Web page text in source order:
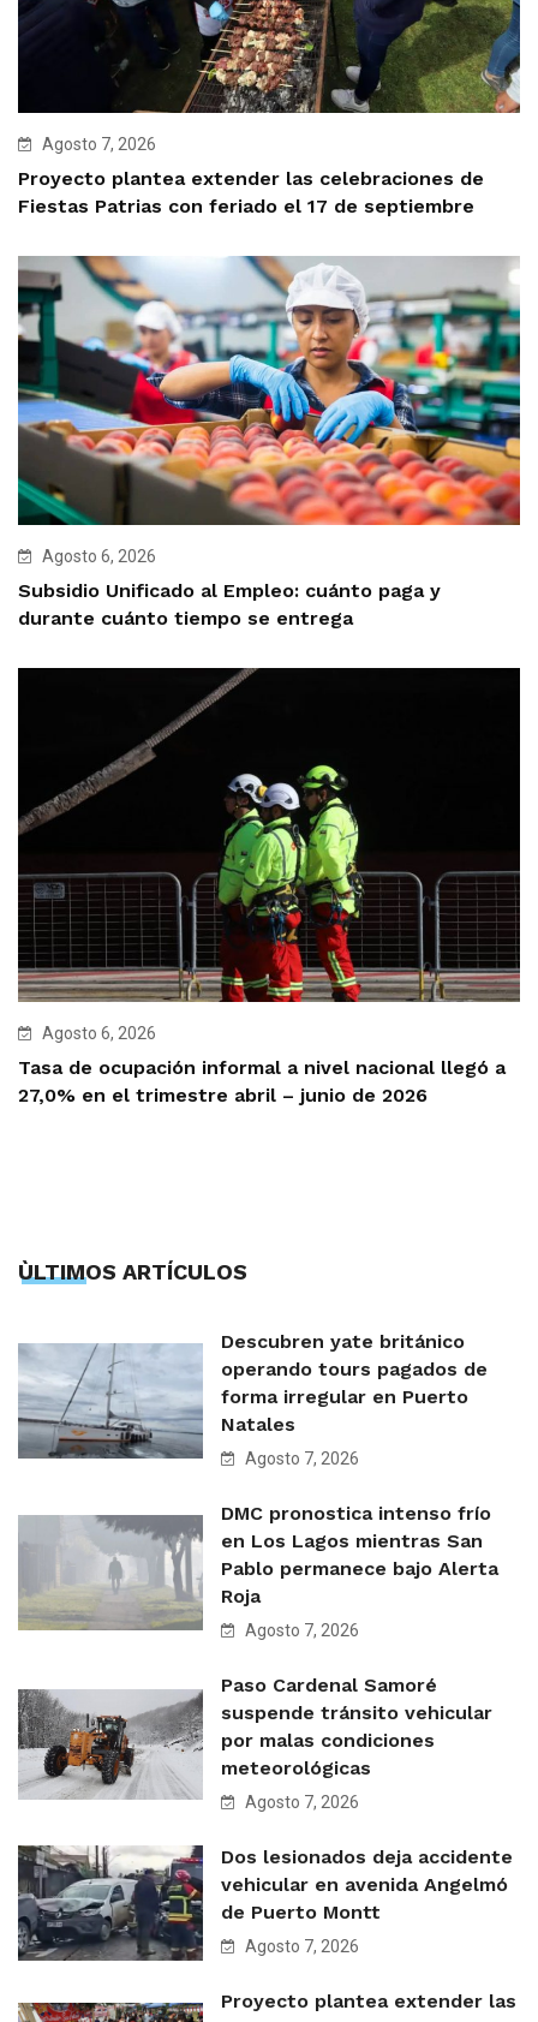
Agosto 7, 2026
Proyecto plantea extender las celebraciones de
Fiestas Patrias con feriado el 17 de septiembre
Agosto 6, 2026
Subsidio Unificado al Empleo: cuánto paga y
durante cuánto tiempo se entrega
Agosto 6, 2026
Tasa de ocupación informal a nivel nacional llegó a
27,0% en el trimestre abril – junio de 2026
ÙLTIMOS ARTÍCULOS
Descubren yate británico
operando tours pagados de
forma irregular en Puerto
Natales
Agosto 7, 2026
DMC pronostica intenso frío
en Los Lagos mientras San
Pablo permanece bajo Alerta
Roja
Agosto 7, 2026
Paso Cardenal Samoré
suspende tránsito vehicular
por malas condiciones
meteorológicas
Agosto 7, 2026
Dos lesionados deja accidente
vehicular en avenida Angelmó
de Puerto Montt
Agosto 7, 2026
Proyecto plantea extender las